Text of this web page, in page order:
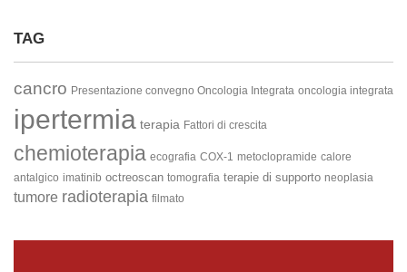
TAG
cancro Presentazione convegno Oncologia Integrata oncologia integrata
ipertermia terapia Fattori di crescita
chemioterapia ecografia COX-1 metoclopramide calore
antalgico imatinib octreoscan tomografia terapie di supporto neoplasia
tumore radioterapia filmato